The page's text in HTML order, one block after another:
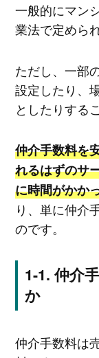
一般的にマン
業法で定めら
ただし、一部
設定したり、
としたりする
仲介手数料を
れるはずのサ
に時間がかか
り、単に仲介
のです。
仲介
か
仲介手数料は